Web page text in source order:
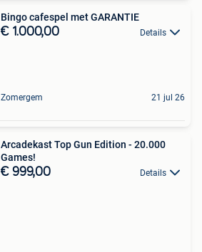
Bingo cafespel met GARANTIE
€ 1.000,00 Details
Zomergem 21 jul 26
Arcadekast Top Gun Edition - 20.000
Games!
€ 999,00 Details